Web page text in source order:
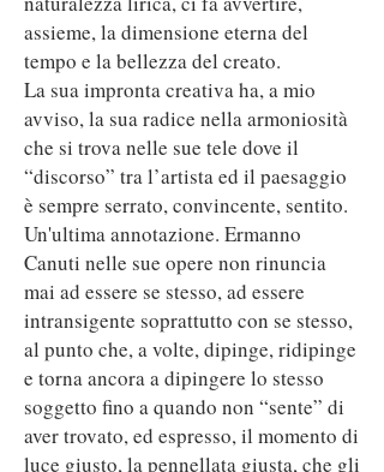
assieme, la dimensione eterna del
tempo e la bellezza del creato.
La sua impronta creativa ha, a mio
avviso, la sua radice nella armoniosità
che si trova nelle sue tele dove il
“discorso” tra l’artista ed il paesaggio
è sempre serrato, convincente, sentito.
Un'ultima annotazione. Ermanno
Canuti nelle sue opere non rinuncia
mai ad essere se stesso, ad essere
intransigente soprattutto con se stesso,
al punto che, a volte, dipinge, ridipinge
e torna ancora a dipingere lo stesso
soggetto fino a quando non “sente” di
aver trovato, ed espresso, il momento di
luce giusto, la pennellata giusta, che gli